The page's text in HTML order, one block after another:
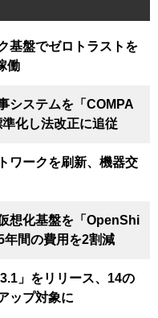
基盤でゼロトラストを
働
システムを「COMPA
化し法改正に追従
ワークを刷新、機器交
想化基盤を「OpenShi
間の費用を2割減
」をリリース、14の
ップ対象に